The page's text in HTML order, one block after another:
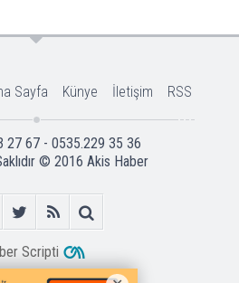
Sayfa Künye İletişim RSS
27 67 - 0535.229 35 36
© 2016 Akis Haber
Scripti